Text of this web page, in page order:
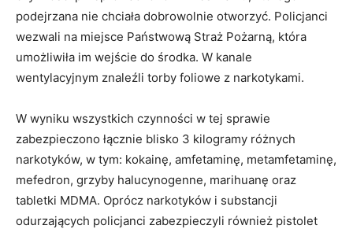
podejrzana nie chciała dobrowolnie otworzyć. Policjanci
wezwali na miejsce Państwową Straż Pożarną, która
umożliwiła im wejście do środka. W kanale
wentylacyjnym znaleźli torby foliowe z narkotykami.
W wyniku wszystkich czynności w tej sprawie
zabezpieczono łącznie blisko 3 kilogramy różnych
narkotyków, w tym: kokainę, amfetaminę, metamfetaminę,
mefedron, grzyby halucynogenne, marihuanę oraz
tabletki MDMA. Oprócz narkotyków i substancji
odurzających policjanci zabezpieczyli również pistolet